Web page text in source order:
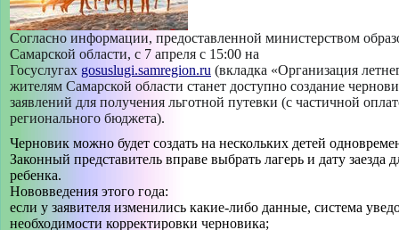
Согласно информации, предоставленной министерством
Самарской области, с 7 апреля с 15:00 на
Госуслугах gosuslugi.samregion.ru (вкладка «Организация
жителям Самарской области станет доступно создание
заявлений для получения льготной путевки (с частичной
регионального бюджета).
Черновик можно будет создать на нескольких детей
Законный представитель вправе выбрать лагерь и дату заезда
ребенка.
Нововведения этого года:
если у заявителя изменились какие-либо данные, система
необходимости корректировки черновика;